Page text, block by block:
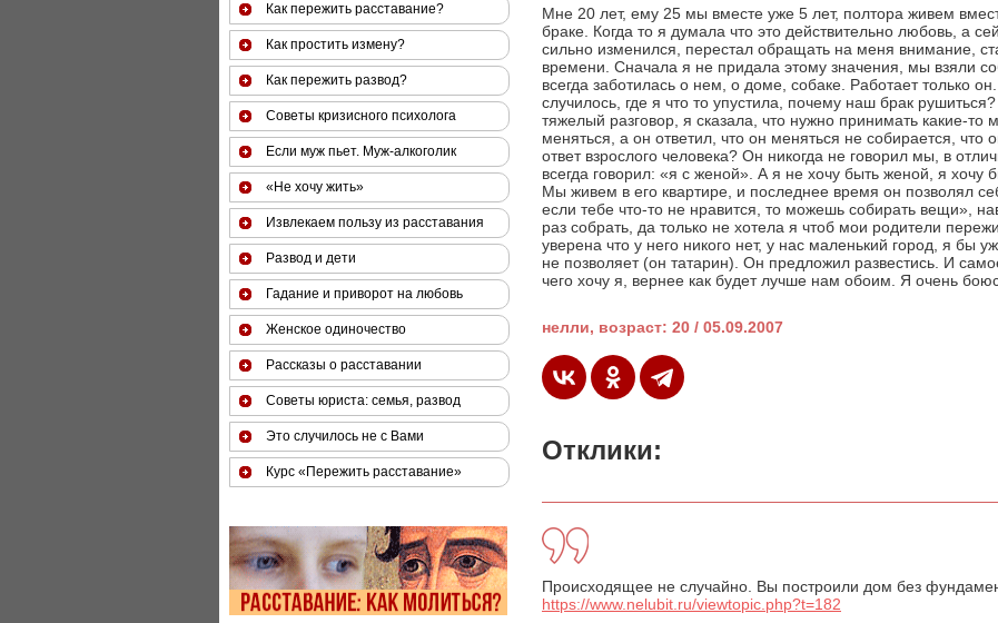
Мне 20 лет, ему 25 мы вместе уже 5 лет, полтора живем
браке. Когда то я думала что это действительно любовь, а
сильно изменился, перестал обращать на меня внимание,
времени. Сначала я не придала этому значения, мы взяли
всегда заботилась о нем, о доме, собаке. Работает только
случилось, где я что то упустила, почему наш брак
тяжелый разговор, я сказала, что нужно принимать какие-
меняться, а он ответил, что он меняться не собирается, что
ответ взрослого человека? Он никогда не говорил мы, в
всегда говорил: «я с женой». А я не хочу быть женой, я
Мы живем в его квартире, и последнее время он позволял
если тебе что-то не нравится, то можешь собирать вещи»,
раз собрать, да только не хотела я чтоб мои родители
уверена что у него никого нет, у нас маленький город, я бы
не позволяет (он татарин). Он предложил развестись. И
чего хочу я, вернее как будет лучше нам обоим. Я очень
нелли, возраст: 20 / 05.09.2007
Отклики:
Происходящее не случайно. Вы построили дом без
https://www.nelubit.ru/viewtopic.php?t=182
Как пережить расставание?
Как простить измену?
Как пережить развод?
Советы кризисного психолога
Если муж пьет. Муж-алкоголик
«Не хочу жить»
Извлекаем пользу из расставания
Развод и дети
Гадание и приворот на любовь
Женское одиночество
Рассказы о расставании
Советы юриста: семья, развод
Это случилось не с Вами
Курс «Пережить расставание»